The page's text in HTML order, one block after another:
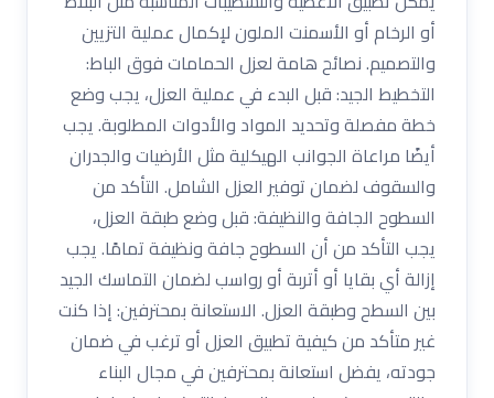
أو الرخام أو الأسمنت الملون لإكمال عملية التزيين
والتصميم. نصائح هامة لعزل الحمامات فوق الباط:
التخطيط الجيد: قبل البدء في عملية العزل، يجب وضع
خطة مفصلة وتحديد المواد والأدوات المطلوبة. يجب
أيضًا مراعاة الجوانب الهيكلية مثل الأرضيات والجدران
والسقوف لضمان توفير العزل الشامل. التأكد من
السطوح الجافة والنظيفة: قبل وضع طبقة العزل،
يجب التأكد من أن السطوح جافة ونظيفة تمامًا. يجب
إزالة أي بقايا أو أتربة أو رواسب لضمان التماسك الجيد
بين السطح وطبقة العزل. الاستعانة بمحترفين: إذا كنت
غير متأكد من كيفية تطبيق العزل أو ترغب في ضمان
جودته، يفضل استعانة بمحترفين في مجال البناء